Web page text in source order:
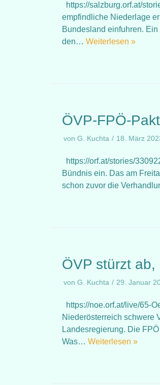
https://salzburg.orf.at/
empfindliche Niederlage
Bundesland einfuhren.
den… Weiterlesen »
ÖVP-FPÖ-
von G. Kuchta 18. März
https://orf.at/stories/
Bündnis ein. Das am
schon zuvor die
ÖVP stürzt
von G. Kuchta 29. Januar
https://noe.orf.at/live/65-
Niederösterreich schwere
Landesregierung. Die
Was… Weiterlesen »